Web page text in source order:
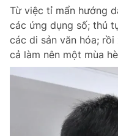
Đọc Thanh Niên trên
Theo dõi báo trên
Từ việc tỉ mẩn hướng
các ứng dụng số; thủ
các di sản văn hóa;
cả làm nên một mùa